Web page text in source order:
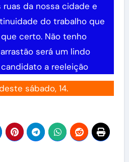
da nossa cidade e
do trabalho que
certo. Não tenho
será um lindo
a reeleição
sábado, 14.